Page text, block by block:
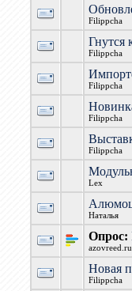
Filippcha
Гнутся
Filippcha
Filippcha
Filippcha
Filippcha
Lex
Наталья
Опрос:
azovreed.ru
Новая
Filippcha